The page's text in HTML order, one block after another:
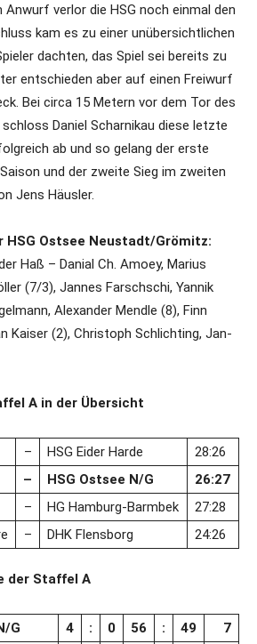
Anwurf verlor die HSG noch einmal den
kam es zu einer unübersichtlichen
dachten, das Spiel sei bereits zu
entschieden aber auf einen Freiwurf
Bei circa 15 Metern vor dem Tor des
Daniel Scharnikau diese letzte
ab und so gelang der erste
und der zweite Sieg im zweiten
Jens Häusler.
HSG Ostsee Neustadt/Grömitz:
Haß – Danial Ch. Amoey, Marius
(7/3), Jannes Farschschi, Yannik
Alexander Mendle (8), Finn
Kaiser (2), Christoph Schlichting, Jan-
A in der Übersicht
– HSG Eider Harde
28:26
– HSG Ostsee N/G
26:27
– HG Hamburg-Barmbek
27:28
– DHK Flensborg 24:26
der Staffel A
G 4 : 0 56 : 49 7